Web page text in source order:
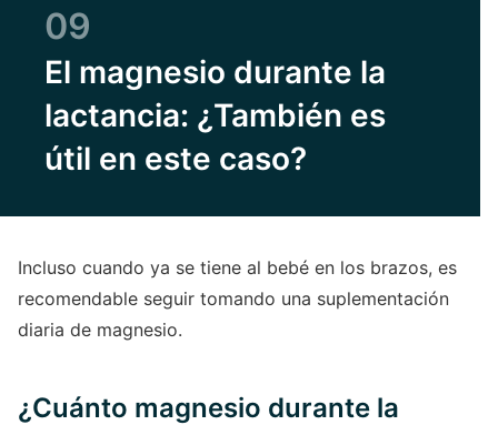
09
El magnesio durante la
lactancia: ¿También es
útil en este caso?
Incluso cuando ya se tiene al bebé en los brazos, es
recomendable seguir tomando una suplementación
diaria de magnesio.
¿Cuánto magnesio durante la